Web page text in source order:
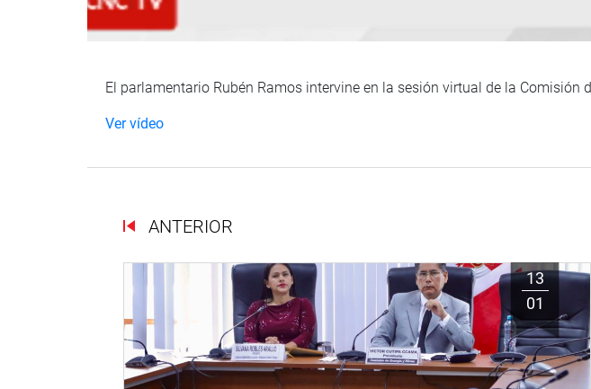
El parlamentario Rubén Ramos intervine en la sesión virtual de la Comisión
Ver vídeo
ANTERIOR
13
01